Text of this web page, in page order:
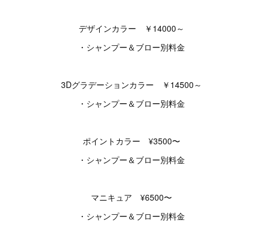
デザインカラー ￥14000～
・シャンプー＆ブロー別料金
3Dグラデーションカラー ￥14500～
・シャンプー＆ブロー別料金
ポイントカラー ¥3500〜
・シャンプー＆ブロー別料金
マニキュア ¥6500〜
・シャンプー＆ブロー別料金